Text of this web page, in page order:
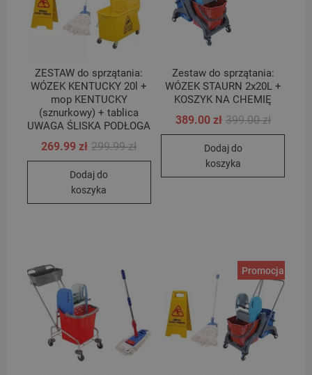
ZESTAW do sprzątania:
WÓZEK KENTUCKY 20l +
mop KENTUCKY
(sznurkowy) + tablica
UWAGA ŚLISKA PODŁOGA
299.99złPierwotna
299.99 zł.
269.99zł
Aktualna
269.99 zł.
Dodaj do
koszyka
Zestaw do sprzątania:
WÓZEK STAURN 2x20L +
KOSZYK NA CHEMIĘ
399.00zł
389.00 zł
Aktualna
Dodaj do
koszyka
Promocja!